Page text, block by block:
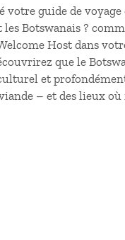
votre guide de
Botswanais ?
Host dans
que le
et
– et des lieux où